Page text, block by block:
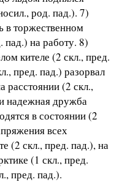
род. пад.). 7)
в торжественном
пад.) на работу. 8)
кителе (2 скл., пред.
пред. пад.) разорвал
расстоянии (2 скл.,
надежная дружба
в состоянии (2
всех
(2 скл., пред. пад.), на
(1 скл., пред.
пред. пад.).